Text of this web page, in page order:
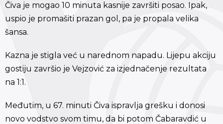
Čiva je mogao 10 minuta kasnije završiti posao. Ipak,
uspio je promašiti prazan gol, pa je propala velika
šansa.
Kazna je stigla već u narednom napadu. Lijepu akciju
gostiju završio je Vejzović za izjednačenje rezultata
na 1:1.
Međutim, u 67. minuti Čiva ispravlja grešku i donosi
novo vodstvo svom timu, da bi potom Čabaravdić u